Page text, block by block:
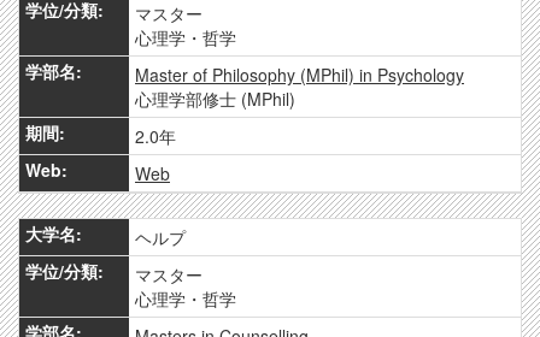
マスター
心理学・哲学
Master of Philosophy (MPhil) in Psychology
心理学部修士 (MPhil)
2.0年
Web
ヘルプ
マスター
心理学・哲学